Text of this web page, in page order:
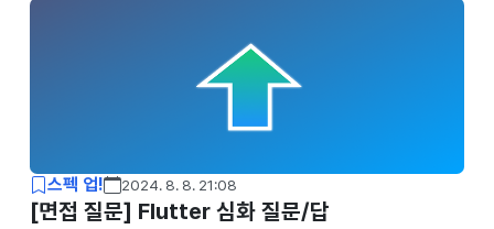
이어서... 신입 개발자 포트폴리오 작성 - 1 (프로필 작성)개요포
력서와 이것저것 취업에 필요한 것들을 준비를 하noguen.com
신입 개발자 포트폴리오 작성 - 3 (첨삭)신입 개발자 포트폴리
로필 작성)개요포트폴리오를 작성하게 된 계기산업기능요원을
준비하기 위해 이력서..
스펙 업!
2024. 8. 8. 21:08
[면접 질문] Flutter 심화 질문/답